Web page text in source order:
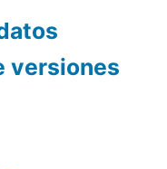
versiones